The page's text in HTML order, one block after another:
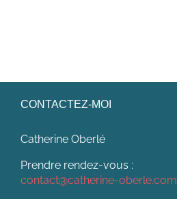
CONTACTEZ-MOI
Catherine Oberlé
Prendre rendez-vous :
contact@catherine-oberle.com